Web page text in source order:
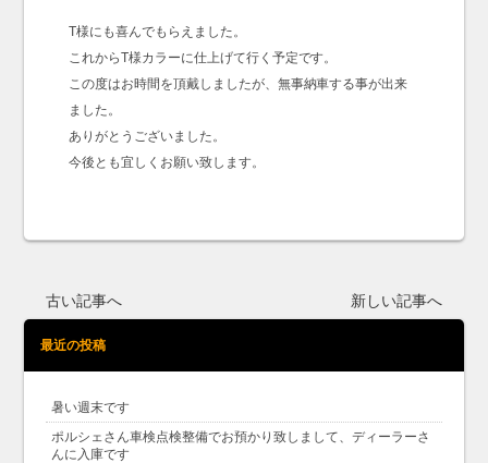
T様にも喜んでもらえました。
これからT様カラーに仕上げて行く予定です。
この度はお時間を頂戴しましたが、無事納車する事が出来
ました。
ありがとうございました。
今後とも宜しくお願い致します。
古い記事へ 新しい記事へ
最近の投稿
暑い週末です
ポルシェさん車検点検整備でお預かり致しまして、ディーラーさ
んに入庫です